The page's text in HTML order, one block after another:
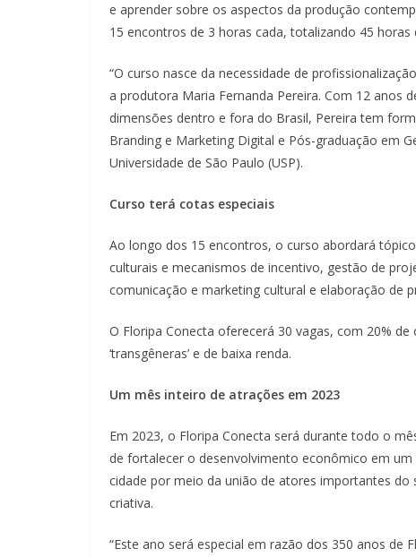
e aprender sobre os aspectos da produção
15 encontros de 3 horas cada, totalizando 45
“O curso nasce da necessidade de
a produtora Maria Fernanda Pereira. Com 12 anos
dimensões dentro e fora do Brasil, Pereira tem
Branding e Marketing Digital e Pós-graduação em
Universidade de São Paulo (USP).
Curso terá cotas especiais
Ao longo dos 15 encontros, o curso abordará
culturais e mecanismos de incentivo, gestão de
comunicação e marketing cultural e elaboração de
O Floripa Conecta oferecerá 30 vagas, com 20%
‘transgêneras’ e de baixa renda.
Um mês inteiro de atrações em 2023
Em 2023, o Floripa Conecta será durante todo o
de fortalecer o desenvolvimento econômico em
cidade por meio da união de atores importantes
criativa.
“Este ano será especial em razão dos 350 anos